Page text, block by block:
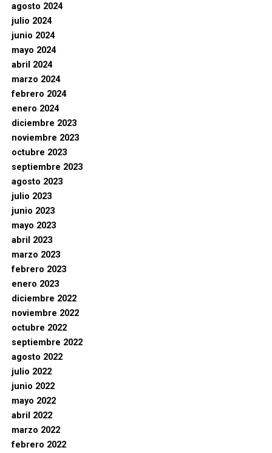
agosto 2024
julio 2024
junio 2024
mayo 2024
abril 2024
marzo 2024
febrero 2024
enero 2024
diciembre 2023
noviembre 2023
octubre 2023
septiembre 2023
agosto 2023
julio 2023
junio 2023
mayo 2023
abril 2023
marzo 2023
febrero 2023
enero 2023
diciembre 2022
noviembre 2022
octubre 2022
septiembre 2022
agosto 2022
julio 2022
junio 2022
mayo 2022
abril 2022
marzo 2022
febrero 2022